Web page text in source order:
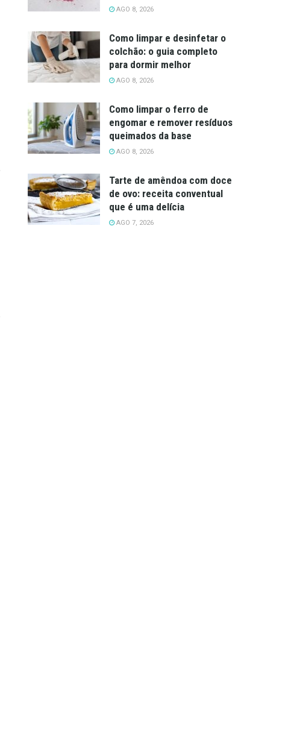
AGO 8, 2026
Como limpar e desinfetar o
colchão: o guia completo
para dormir melhor
AGO 8, 2026
Como limpar o ferro de
engomar e remover resíduos
queimados da base
AGO 8, 2026
Tarte de amêndoa com doce
de ovo: receita conventual
que é uma delícia
AGO 7, 2026